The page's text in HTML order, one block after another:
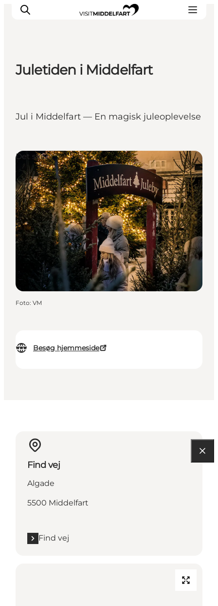
Overnatning
Møde og Konference
Juletiden i Middelfart
Jul i Middelfart — En magisk juleoplevelse
Besøg hjemmeside
Det sker
Foto: VM
Find vej
Algade
5500 Middelfart
Find vej